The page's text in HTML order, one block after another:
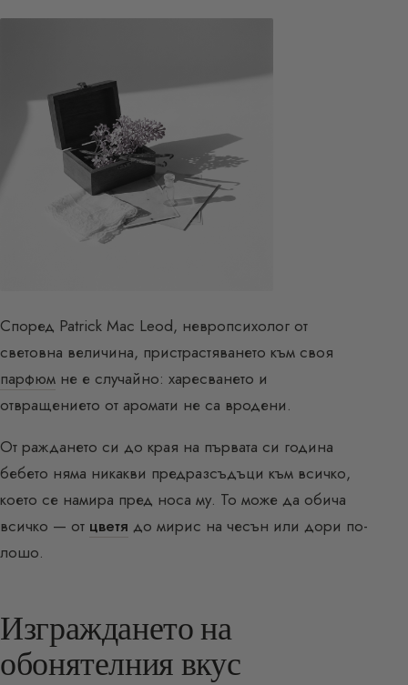
Според Patrick Mac Leod, невропсихолог от
световна величина, пристрастяването към своя
парфюм не е случайно: харесването и
отвращението от аромати не са вродени.
От раждането си до края на първата си година
бебето няма никакви предразсъдъци към всичко,
което се намира пред носа му. То може да обича
всичко — от цветя до мирис на чесън или дори по-
лошо.
Изграждането на
обонятелния вкус